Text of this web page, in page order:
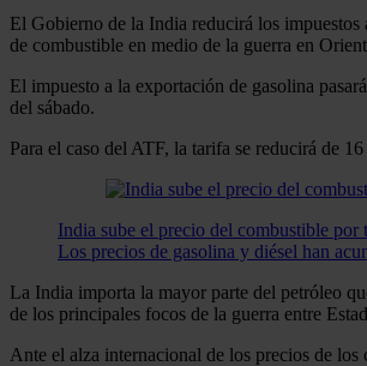
El Gobierno de la India reducirá los
de combustible en medio de la guerra en
El impuesto a la exportación de gasolina
del sábado.
Para el caso del ATF, la tarifa se reducirá de
India sube el precio del combustible por
Los precios de gasolina y diésel han
La India importa la mayor parte del petróleo
de los principales focos de la guerra entre
Ante el alza internacional de los precios de